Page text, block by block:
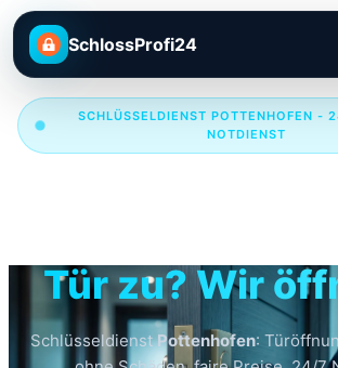
SchlossProfi24
SCHLÜSSELDIENST POTTENHOFEN -
NOTDIENST
Tür zu? Wir
SchlüsseldienstPottenhofen: